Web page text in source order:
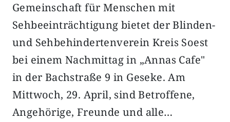
Gemeinschaft für Menschen mit
Sehbeeinträchtigung bietet der Blinden-
und Sehbehindertenverein Kreis Soest
bei einem Nachmittag in „Annas Cafe"
in der Bachstraße 9 in Geseke. Am
Mittwoch, 29. April, sind Betroffene,
Angehörige, Freunde und alle…